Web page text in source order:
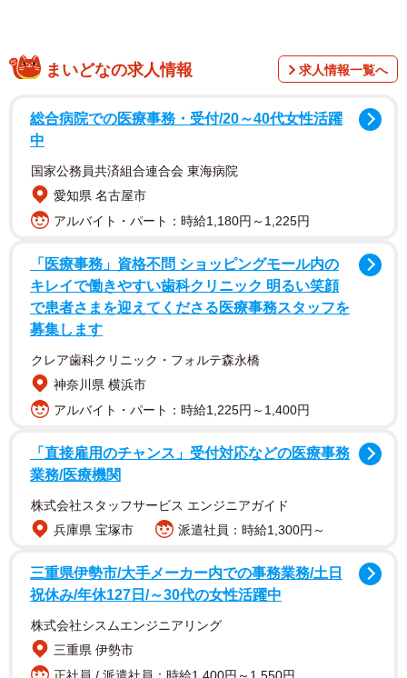
現在の劇画タッチのイラスト／明星（@myojo_0120）さん提供
小3のころの絵は、丸い目が印象的な、王道の“かわいい
系”アニメ風キャラクターでした。現在のイラストは、細い
まいどなの求人情報 求人情報一覧へ
総合病院での医療事務・受付/20～40代女性活躍
中
国家公務員共済組合連合会 東海病院
愛知県 名古屋市
アルバイト・パート：時給1,180円～1,225円
「医療事務」資格不問 ショッピングモール内の
キレイで働きやすい歯科クリニック 明るい笑顔
で患者さまを迎えてくださる医療事務スタッフを
募集します
クレア歯科クリニック・フォルテ森永橋
神奈川県 横浜市
アルバイト・パート：時給1,225円～1,400円
「直接雇用のチャンス」受付対応などの医療事務
業務/医療機関
株式会社スタッフサービス エンジニアガイド
兵庫県 宝塚市
派遣社員：時給1,300円～
三重県伊勢市/大手メーカー内での事務業務/土日
祝休み/年休127日/～30代の女性活躍中
株式会社シスムエンジニアリング
三重県 伊勢市